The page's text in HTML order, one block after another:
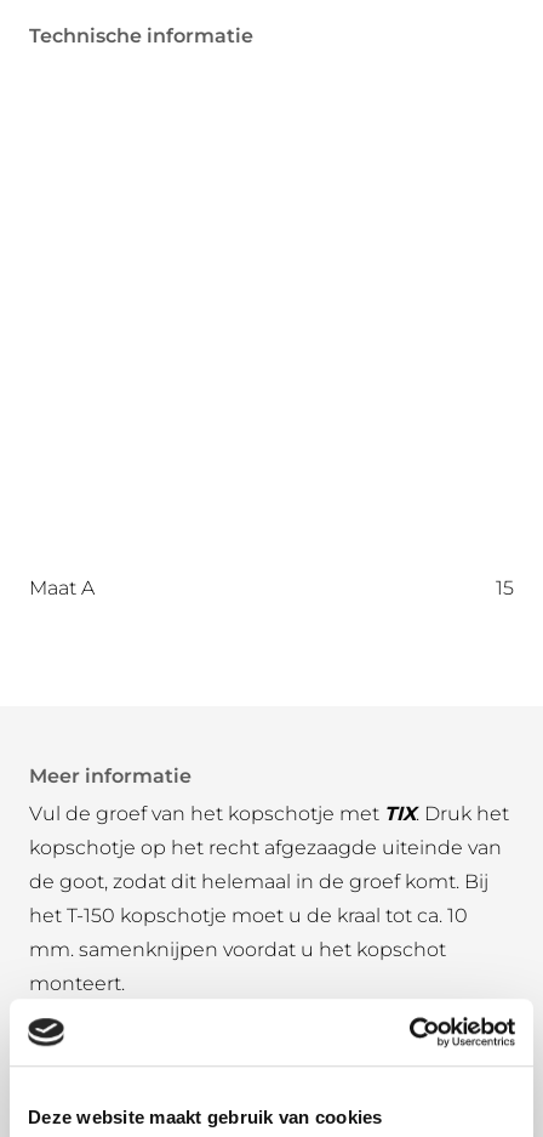
Deze website maakt gebruik van cookies
Technische informatie
Maat A 15
Meer informatie
Vul de groef van het kopschotje met TIX. Druk het
kopschotje op het recht afgezaagde uiteinde van
de goot, zodat dit helemaal in de groef komt. Bij
het T-150 kopschotje moet u de kraal tot ca. 10
mm. samenknijpen voordat u het kopschot
monteert.
Maak het kopschotje vast door 3 punten ca. 20°
naar buiten te buigen. Zorg ervoor dat het
kopschotje goed aansluit op het uiteinde van de